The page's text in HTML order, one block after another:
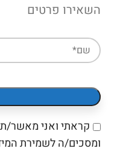
השאירו פרטים
קראתי ואני מאשר/
ומסכים/ה לשמירת